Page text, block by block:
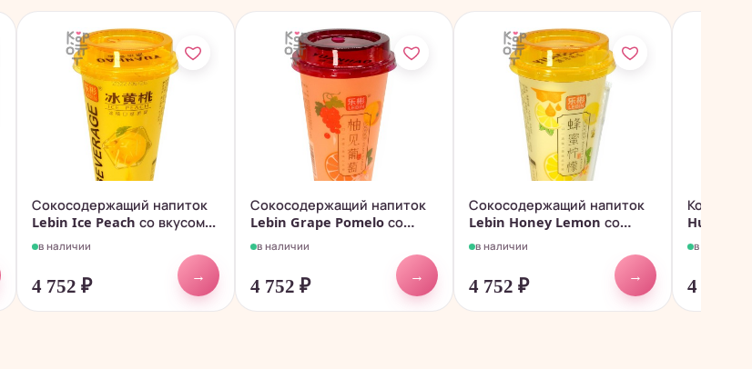
Сокосодержащий напиток
Lebin Ice Peach со вкусом...
в наличии
4 752 ₽
→
Сокосодержащий напиток
Lebin Grape Pomelo со
вкусом...
в наличии
4 752 ₽
→
Сокосодержащий напиток
Lebin Honey Lemon со
вкусом...
в наличии
4 752 ₽
→
Huazhou
в наличии
4